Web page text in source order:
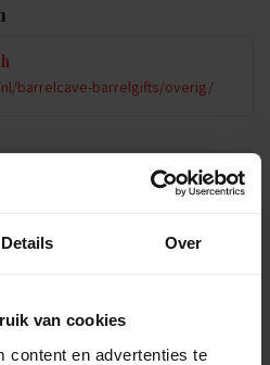
Details Over
van cookies
content en advertenties te
barrelcave-barrelgifts/overig/
klantenservice op